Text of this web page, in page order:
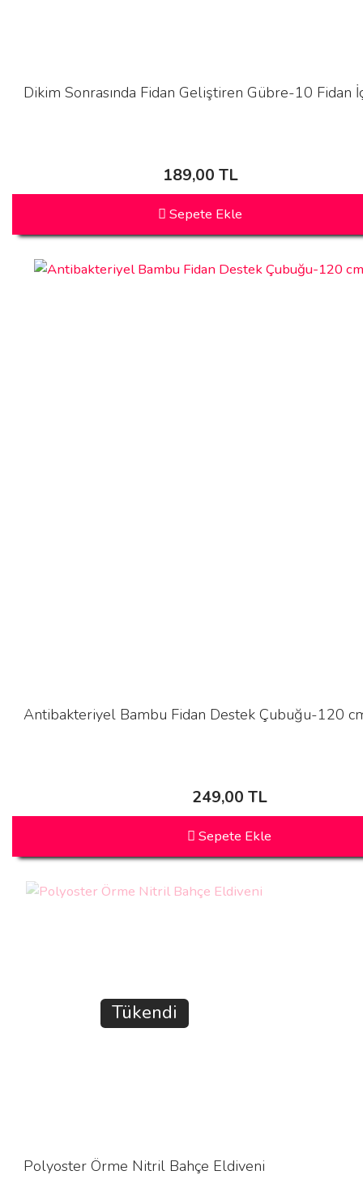
Dikim Sonrasında Fidan Geliştiren Gübre-10 Fidan
189,00 TL
Sepete Ekle
Antibakteriyel Bambu Fidan Destek Çubuğu-120
249,00 TL
Sepete Ekle
Tükendi
Polyoster Örme Nitril Bahçe Eldiveni